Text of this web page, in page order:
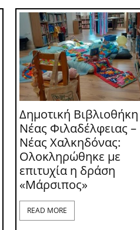
Δημοτική Βιβλιοθήκη
Νέας Φιλαδέλφειας –
Νέας Χαλκηδόνας:
Ολοκληρώθηκε με
επιτυχία η δράση
«Μάρσιπος»
READ MORE